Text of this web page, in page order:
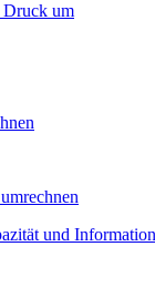
Druck um
und